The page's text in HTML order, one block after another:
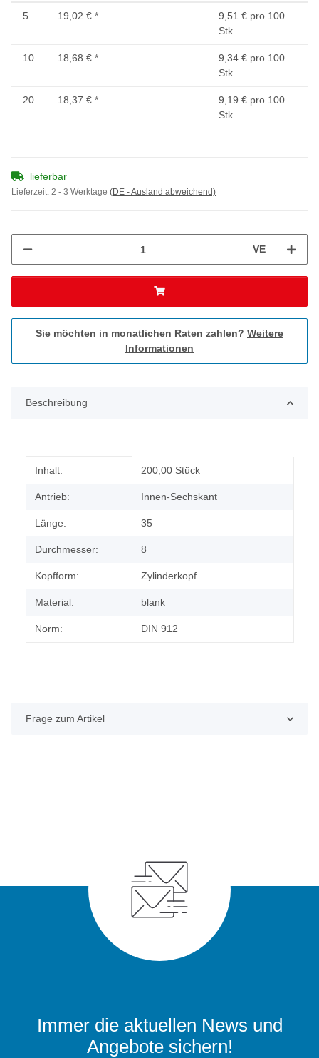
5 19,02 € *
9,51 € pro 100
Stk
10 18,68 € *
9,34 € pro 100
Stk
20 18,37 € *
9,19 € pro 100
Stk
lieferbar
Lieferzeit: 2 - 3 Werktage (DE - Ausland abweichend)
VE
Sie möchten in monatlichen Raten zahlen? Weitere
Informationen
Beschreibung
Produkteigenschaft
Wert
Inhalt: 200,00 Stück
Antrieb: Innen-Sechskant
Länge: 35
Durchmesser: 8
Kopfform: Zylinderkopf
Material: blank
Norm: DIN 912
Frage zum Artikel
Immer die aktuellen News und
Angebote sichern!